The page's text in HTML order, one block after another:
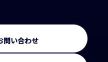
問い合わせ